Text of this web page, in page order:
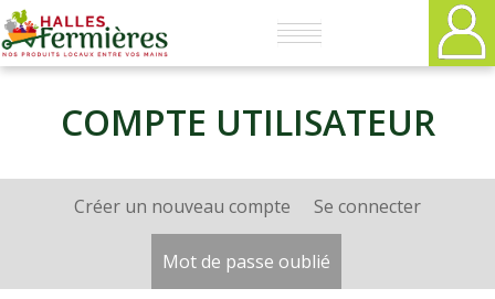
Halles
COMPTE UTILISATEUR
OngletsCréer un nouveau compte Se connecter
Mot de passe oublié